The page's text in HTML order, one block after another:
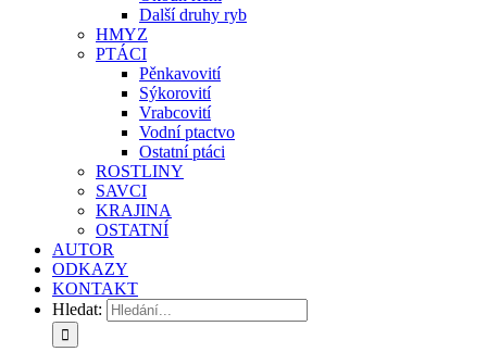
Další druhy ryb
HMYZ
PTÁCI
Pěnkavovití
Sýkorovití
Vrabcovití
Vodní ptactvo
Ostatní ptáci
ROSTLINY
SAVCI
KRAJINA
OSTATNÍ
AUTOR
ODKAZY
KONTAKT
Hledat: